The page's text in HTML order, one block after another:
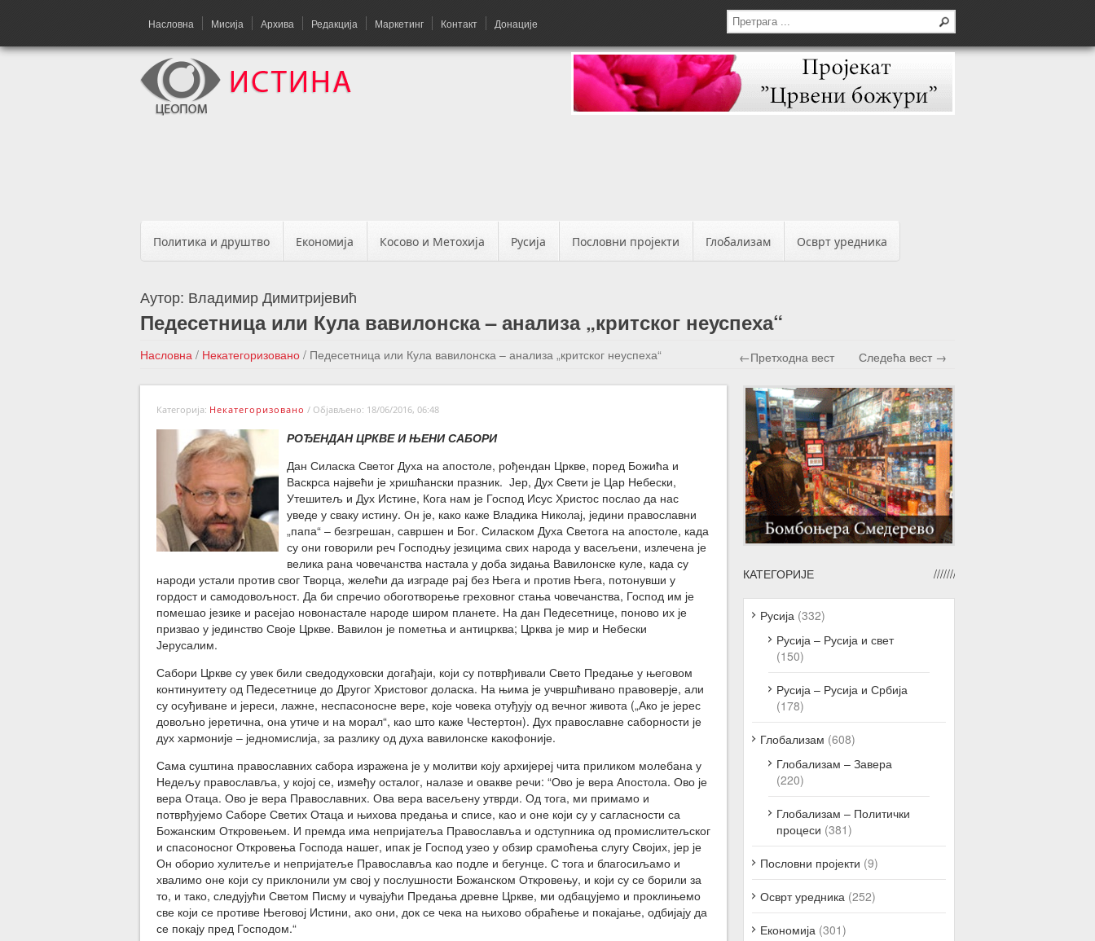
Насловна Мисија Архива Редакција Маркетинг Контакт Донације
Политика и друштво Економија Косово и Метохија Русија Пословни пројекти Глобализам Осврт уредника
Аутор: Владимир Димитријевић
Педесетница или Кула вавилонска – анализа „критског неуспеха“
Насловна / Некатегоризовано / Педесетница или Кула вавилонска – анализа „критског неуспеха“ ←Претходна вест Следећа вест →
Категорија: Некатегоризовано / Објављено: 18/06/2016, 06:48
РОЂЕНДАН ЦРКВЕ И ЊЕНИ САБОРИ
Дан Силаска Светог Духа на апостоле, рођендан Цркве, поред Божића и
Васкрса највећи је хришћански празник. Јер, Дух Свети је Цар Небески,
Утешитељ и Дух Истине, Кога нам је Господ Исус Христос послао да нас
уведе у сваку истину. Он је, како каже Владика Николај, једини православни
„папа“ – безгрешан, савршен и Бог. Силаском Духа Светога на апостоле, када
су они говорили реч Господњу језицима свих народа у васељени, излечена је
велика рана човечанства настала у доба зидања Вавилонске куле, када су
народи устали против свог Творца, желећи да изграде рај без Њега и против Њега, потонувши у
гордост и самодовољност. Да би спречио обоготворење греховног стања човечанства, Господ им је
помешао језике и расејао новонастале народе широм планете. На дан Педесетнице, поново их је
призвао у јединство Своје Цркве. Вавилон је пометња и антицрква; Црква је мир и Небески
Јерусалим.
Сабори Цркве су увек били сведодуховски догађаји, који су потврђивали Свето Предање у његовом
континуитету од Педесетнице до Другог Христовог доласка. На њима је учвршћивано правоверје, али
су осуђиване и јереси, лажне, неспасоносне вере, које човека отуђују од вечног живота („Ако је јерес
довољно јеретична, она утиче и на морал“, као што каже Честертон). Дух православне саборности је
дух хармоније – једномислија, за разлику од духа вавилонске какофоније.
Сама суштина православних сабора изражена је у молитви коју архијереј чита приликом молебана у
Недељу православља, у којој се, између осталог, налазе и овакве речи: “Ово је вера Апостола. Ово је
вера Отаца. Ово је вера Православних. Ова вера васељену утврди. Од тога, ми примамо и
потврђујемо Саборе Светих Отаца и њихова предања и списе, као и оне који су у сагласности са
Божанским Откровењем. И премда има непријатеља Православља и одступника од промислитељског
и спасоносног Откровења Господа нашег, ипак је Господ узео у обзир срамоћења слугу Својих, јер је
Он оборио хулитеље и непријатеље Православља као подле и бегунце. С тога и благосиљамо и
хвалимо оне који су приклонили ум свој у послушности Божанском Откровењу, и који су се борили за
то, и тако, следујући Светом Писму и чувајући Предања древне Цркве, ми одбацујемо и проклињемо
све који се противе Његовој Истини, ако они, док се чека на њихово обраћење и покајање, одбијају да
се покају пред Господом.“
КАТЕГОРИЈЕ
Русија (332)
Русија – Русија и свет
(150)
Русија – Русија и Србија
(178)
Глобализам (608)
Глобализам – Завера
(220)
Глобализам – Политички
процеси (381)
Пословни пројекти (9)
Осврт уредника (252)
Економија (301)